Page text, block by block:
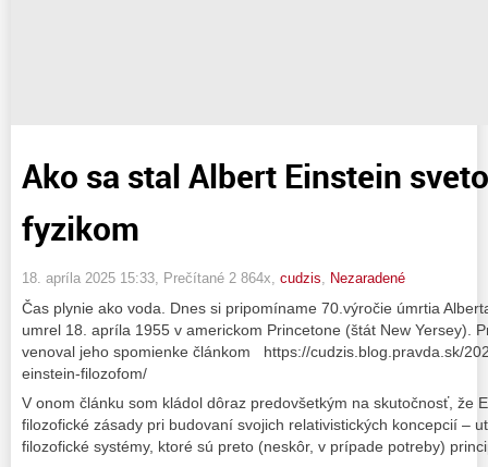
Ako sa stal Albert Einstein
fyzikom
18. apríla 2025 15:33 , Prečítané 2 864x, cudzis Nezaradené
Čas plynie ako voda. Dnes si pripomíname 70.výročie úmrtia
umrel 18. apríla 1955 v americkom Princetone (štát New Yersey).
venoval jeho spomienke článkom https://cudzis.blog.pravda.sk/
einstein-filozofom/
V onom článku som kládol dôraz predovšetkým na skutočnosť, že
filozofické zásady pri budovaní svojich relativistických koncepcií –
filozofické systémy, ktoré sú preto (neskôr, v prípade potreby)